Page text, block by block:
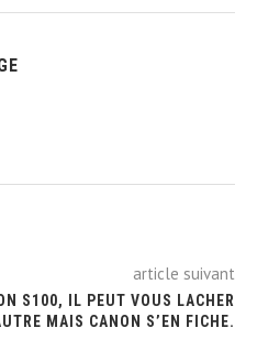
article suivant
S100, IL PEUT VOUS LACHER
MAIS CANON S’EN FICHE.